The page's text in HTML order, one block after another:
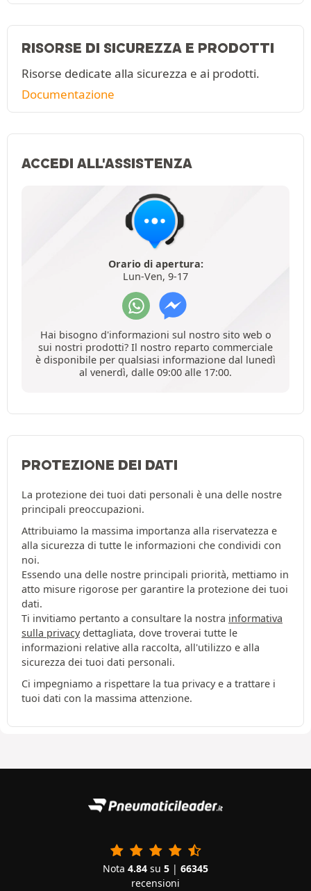
RISORSE DI SICUREZZA E PRODOTTI
Risorse dedicate alla sicurezza e ai prodotti.
Documentazione
ACCEDI ALL'ASSISTENZA
Orario di apertura:
Lun-Ven, 9-17
Hai bisogno d'informazioni sul nostro sito web o
sui nostri prodotti? Il nostro reparto commerciale
è disponibile per qualsiasi informazione dal lunedì
al venerdì, dalle 09:00 alle 17:00.
PROTEZIONE DEI DATI
La protezione dei tuoi dati personali è una delle nostre
principali preoccupazioni.
Attribuiamo la massima importanza alla riservatezza e
alla sicurezza di tutte le informazioni che condividi con
noi.
Essendo una delle nostre principali priorità, mettiamo in
atto misure rigorose per garantire la protezione dei tuoi
dati.
Ti invitiamo pertanto a consultare la nostra informativa
sulla privacydettagliata, dove troverai tutte le
informazioni relative alla raccolta, all'utilizzo e alla
sicurezza dei tuoi dati personali.
Ci impegniamo a rispettare la tua privacy e a trattare i
tuoi dati con la massima attenzione.
Nota 4.84 su 5 | 66345
recensioni